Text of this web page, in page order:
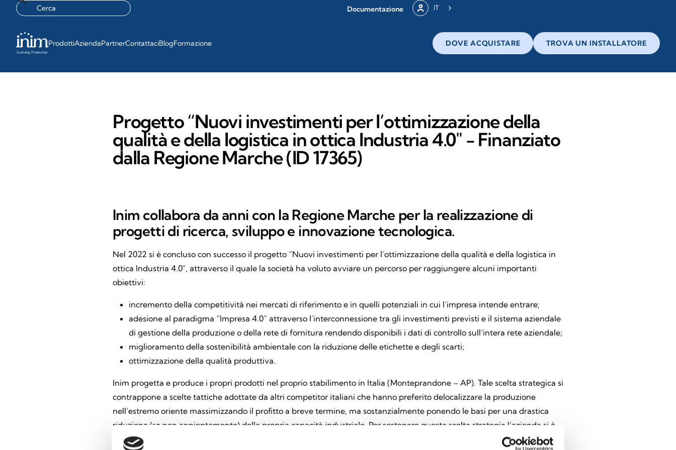
Documentazione IT
ProdottiAziendaPartnerContattaciBlogFormazione DOVE ACQUISTARE TROVA UN INSTALLATORE
Progetto “Nuovi investimenti per l’ottimizzazione della
qualità e della logistica in ottica Industria 4.0" - Finanziato
dalla Regione Marche (ID 17365)
Inim collabora da anni con la Regione Marche per la realizzazione di
progetti di ricerca, sviluppo e innovazione tecnologica.
Nel 2022 si è concluso con successo il progetto “Nuovi investimenti per l’ottimizzazione della qualità e della logistica in
ottica Industria 4.0″, attraverso il quale la società ha voluto avviare un percorso per raggiungere alcuni importanti
obiettivi:
incremento della competitività nei mercati di riferimento e in quelli potenziali in cui l’impresa intende entrare;
adesione al paradigma “Impresa 4.0” attraverso l’interconnessione tra gli investimenti previsti e il sistema aziendale
di gestione della produzione o della rete di fornitura rendendo disponibili i dati di controllo sull’intera rete aziendale;
miglioramento della sostenibilità ambientale con la riduzione delle etichette e degli scarti;
ottimizzazione della qualità produttiva.
Inim progetta e produce i propri prodotti nel proprio stabilimento in Italia (Monteprandone – AP). Tale scelta strategica si
contrappone a scelte tattiche adottate da altri competitor italiani che hanno preferito delocalizzare la produzione
nell’estremo oriente massimizzando il profitto a breve termine, ma sostanzialmente ponendo le basi per una drastica
riduzione (se non annientamento) della propria capacità industriale. Per sostenere questa scelta strategia l’azienda si è
dovuta dotare delle più moderne tecnologie legate ad una concezione “Industria 4.0” che automatizzano il processo